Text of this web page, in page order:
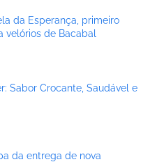
da Esperança, primeiro
de Bacabal
Sabor Crocante, Saudável e
da entrega de nova